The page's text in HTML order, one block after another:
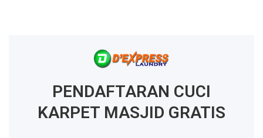
PENDAFTARAN CUCI
KARPET MASJID GRATIS